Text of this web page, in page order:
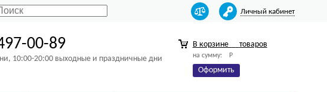
Личный кабинет
00-89
10:00-20:00 выходные и праздничные дни
В корзине товаров
на сумму: Р
Оформить